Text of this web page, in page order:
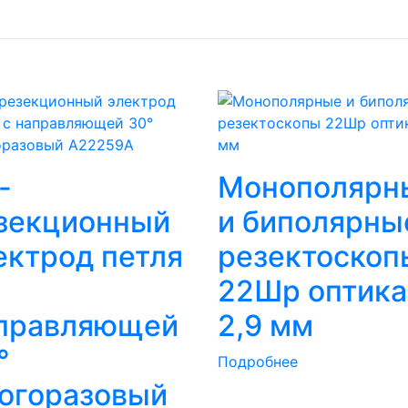
петля
и
22Шр оптика
2,9 мм
Подробнее